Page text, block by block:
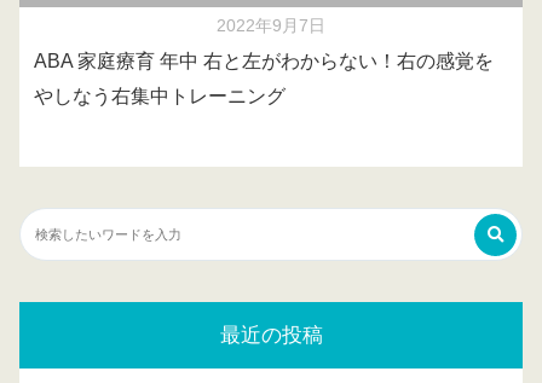
2022年9月7日
ABA 家庭療育 年中 右と左がわからない！右の感覚を
やしなう右集中トレーニング
最近の投稿